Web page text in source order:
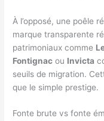
À l’opposé, une poêle
marque transparente
patrimoniaux comme
Fontignac ou Invicta
seuils de migration.
que le simple prestige.
Fonte brute vs fonte